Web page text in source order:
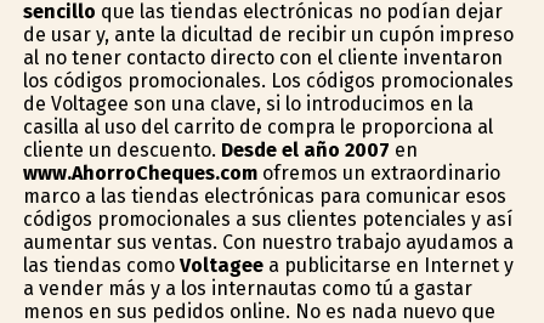
sencillo que las tiendas electrónicas no podían dejar
de usar y, ante la dificultad de recibir un cupón impreso
al no tener contacto directo con el cliente inventaron
los códigos promocionales. Los códigos promocionales
de Voltagee son una clave, si lo introducimos en la
casilla al uso del carrito de compra le proporciona al
cliente un descuento. Desde el año 2007 en
www.AhorroCheques.comofremos un extraordinario
marco a las tiendas electrónicas para comunicar esos
códigos promocionales a sus clientes potenciales y así
aumentar sus ventas. Con nuestro trabajo ayudamos a
las tiendas como Voltageea publicitarse en Internet y
a vender más y a los internautas como tú a gastar
menos en sus pedidos online. No es nada nuevo que